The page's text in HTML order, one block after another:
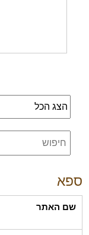
ספא
שם האתר